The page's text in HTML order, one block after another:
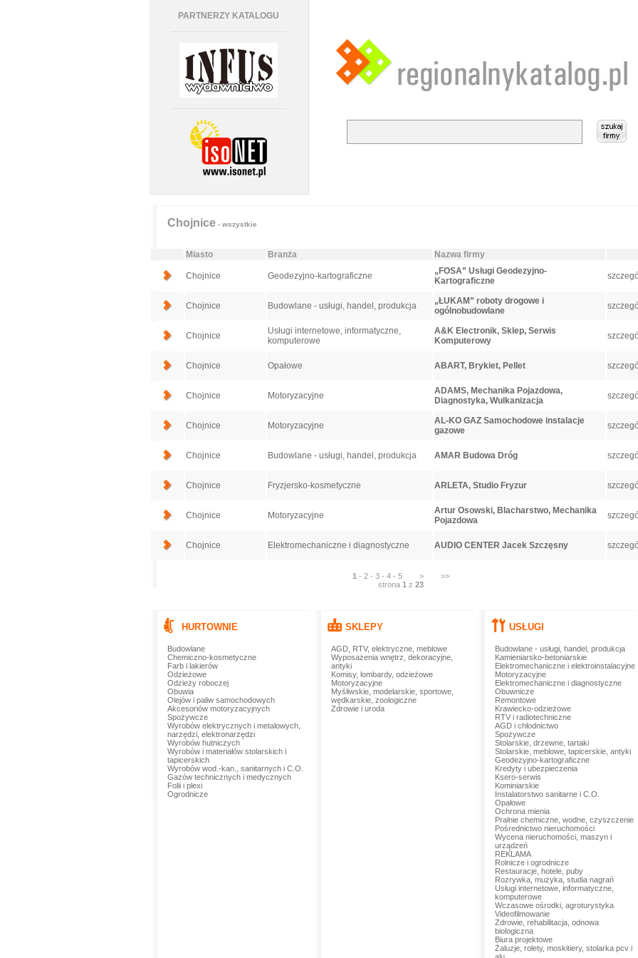
PARTNERZY KATALOGU
Chojnice- wszystkie
Miasto Branża Nazwa firmy
Chojnice Geodezyjno-kartograficzne
„FOSA” Usługi Geodezyjno-
Kartograficzne
Chojnice Budowlane - usługi, handel, produkcja
„ŁUKAM” roboty drogowe i
ogólnobudowlane
Chojnice
Usługi internetowe, informatyczne,
komputerowe
A&K Electronik, Sklep, Serwis
Komputerowy
Chojnice Opałowe ABART, Brykiet, Pellet
Chojnice Motoryzacyjne
ADAMS, Mechanika Pojazdowa,
Diagnostyka, Wulkanizacja
Chojnice Motoryzacyjne
AL-KO GAZ Samochodowe instalacje
gazowe
Chojnice Budowlane - usługi, handel, produkcja AMAR Budowa Dróg
Chojnice Fryzjersko-kosmetyczne ARLETA, Studio Fryzur
Chojnice Motoryzacyjne
Artur Osowski, Blacharstwo, Mechanika
Pojazdowa
Chojnice Elektromechaniczne i diagnostyczne AUDIO CENTER Jacek Szczęsny
1 - 2 - 3 - 4 - 5 >
>>
strona 1 z 23
HURTOWNIE
Budowlane
Chemiczno-kosmetyczne
Farb i lakierów
Odzieżowe
Odzieży roboczej
Obuwia
Olejów i paliw samochodowych
Akcesoriów motoryzacyjnych
Spożywcze
Wyrobów elektrycznych i metalowych,
narzędzi, elektronarzędzi
Wyrobów hutniczych
Wyrobów i materiałów stolarskich i
tapicerskich
Wyrobów wod.-kan., sanitarnych i C.O.
Gazów technicznych i medycznych
Folii i plexi
Ogrodnicze
SKLEPY
AGD, RTV, elektryczne, meblowe
Wyposażenia wnętrz, dekoracyjne,
antyki
Komisy, lombardy, odzieżowe
Motoryzacyjne
Myśliwskie, modelarskie, sportowe,
wędkarskie, zoologiczne
Zdrowie i uroda
USŁUGI
Budowlane - usługi, handel, produkcja
Kamieniarsko-betoniarskie
Elektromechaniczne i elektroinstalacyjne
Motoryzacyjne
Elektromechaniczne i diagnostyczne
Obuwnicze
Remontowe
Krawiecko-odzieżowe
RTV i radiotechniczne
AGD i chłodnictwo
Spożywcze
Stolarskie, drzewne, tartaki
Stolarskie, meblowe, tapicerskie, antyki
Geodezyjno-kartograficzne
Kredyty i ubezpieczenia
Ksero-serwis
Kominiarskie
Instalatorstwo sanitarne i C.O.
Opałowe
Ochrona mienia
Pralnie chemiczne, wodne, czyszczenie
Pośrednictwo nieruchomości
Wycena nieruchomości, maszyn i
urządzeń
REKLAMA
Rolnicze i ogrodnicze
Restauracje, hotele, puby
Rozrywka, muzyka, studia nagrań
Usługi internetowe, informatyczne,
komputerowe
Wczasowe ośrodki, agroturystyka
Videofilmowanie
Zdrowie, rehabilitacja, odnowa
biologiczna
Biura projektowe
Żaluzje, rolety, moskitiery, stolarka pcv i